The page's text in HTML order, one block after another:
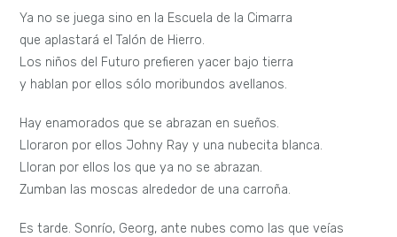
Ya no se juega sino en la Escuela de la Cimarra
que aplastará el Talón de Hierro.
Los niños del Futuro prefieren yacer bajo tierra
y hablan por ellos sólo moribundos avellanos.
Hay enamorados que se abrazan en sueños.
Lloraron por ellos Johny Ray y una nubecita blanca.
Lloran por ellos los que ya no se abrazan.
Zumban las moscas alrededor de una carroña.
Es tarde. Sonrío, Georg, ante nubes como las que veías